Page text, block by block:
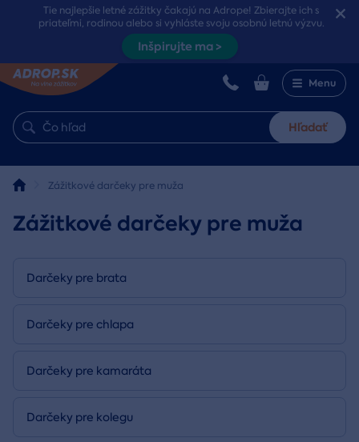
Tie najlepšie letné zážitky čakajú na Adrope! Zbierajte ich s
priateľmi, rodinou alebo si vyhláste svoju osobnú letnú výzvu.
Inšpirujte ma >
Menu
Hľadať
Zážitkové darčeky pre muža
Zážitkové darčeky pre muža
Darčeky pre brata
Darčeky pre chlapa
Darčeky pre kamaráta
Darčeky pre kolegu